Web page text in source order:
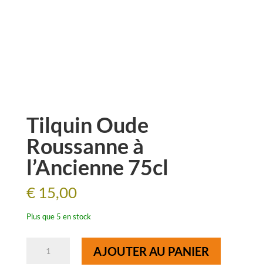
Tilquin Oude
Roussanne à
l’Ancienne 75cl
€15,00
Plus que 5 en stock
AJOUTER AU PANIER